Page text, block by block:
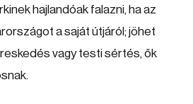
hajlandóak falazni, ha az
a saját útjáról; jöhet
vagy testi sértés, ők